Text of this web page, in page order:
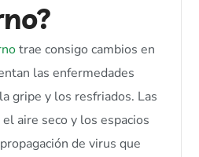
trae consigo cambios en
las enfermedades
gripe y los resfriados. Las
aire seco y los espacios
de virus que